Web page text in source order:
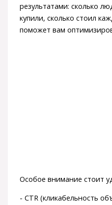
результатами: сколько
купили, сколько стоил
поможет вам
Особое внимание стоит
- CTR (кликабельность